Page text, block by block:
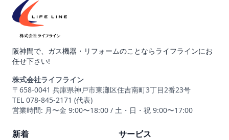
阪神間で、ガス機器・リフォームのことならライフラインにお
任せ下さい!
株式会社ライフライン
〒658-0041 兵庫県神戸市東灘区住吉南町3丁目2番23号
TEL 078-845-2171 (代表)
営業時間: 月〜金 9:00〜18:00 / 土・日・祝 9:00〜17:00
新着
サービス